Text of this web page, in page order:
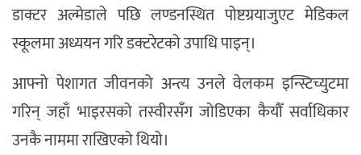
डाक्टर अल्मेडाले पछि लण्डनस्थित पोष्टग्रयाजुएट मेडिकल
स्कूलमा अध्ययन गरि डक्टरेटको उपाधि पाइन्।
आफ्नो पेशागत जीवनको अन्त्य उनले वेलकम इन्स्टिच्युटमा
गरिन् जहाँ भाइरसको तस्वीरसँग जोडिएका कैयौँ सर्वाधिकार
उनकै नाममा राखिएको थियो।